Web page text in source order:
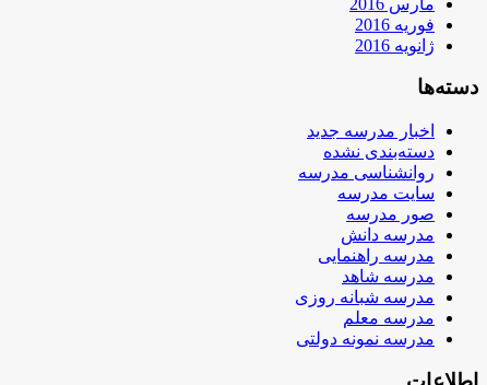
فوریه 2016
ژانویه 2016
دسته‌ها
اخبار مدرسه جدید
دسته‌بندی نشده
روانشناسی مدرسه
سایت مدرسه
صور مدرسه
مدرسه دانش
مدرسه راهنمایی
مدرسه شاهد
مدرسه شبانه روزی
مدرسه معلم
مدرسه نمونه دولتی